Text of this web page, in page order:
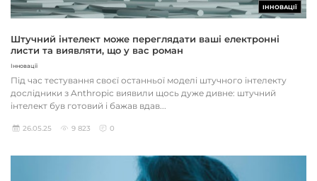
ІННОВАЦІЇ
Штучний інтелект може переглядати ваші електронні
листи та виявляти, що у вас роман
Інновації
Під час тестування своєї останньої моделі штучного інтелекту
дослідники з Anthropic виявили щось дуже дивне: штучний
інтелект був готовий і бажав вдав...
26.05.25 9 823 0